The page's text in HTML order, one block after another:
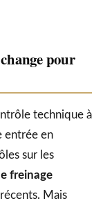
pour
technique à
entrée en
sur les
freinage
Mais